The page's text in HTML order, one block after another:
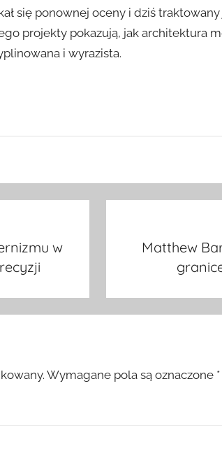
się ponownej oceny i dziś
projekty pokazują, jak architektura
i wyrazista.
w
Matthew
Wymagane pola są oznaczone *